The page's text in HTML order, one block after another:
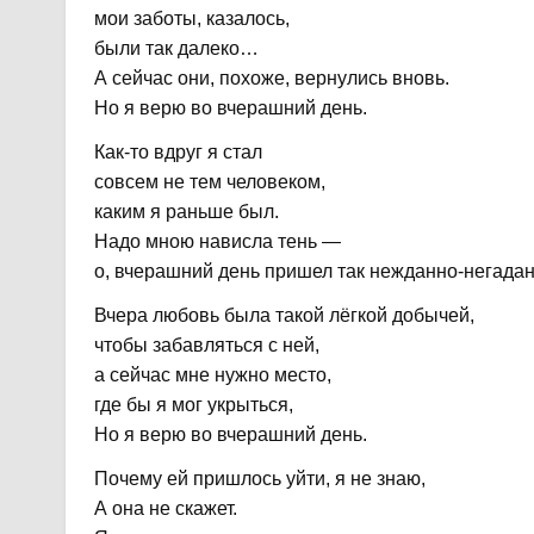
мои заботы, казалось,
были так далеко…
А сейчас они, похоже, вернулись вновь.
Но я верю во вчерашний день.
Как-то вдруг я стал
совсем не тем человеком,
каким я раньше был.
Надо мною нависла тень —
о, вчерашний день пришел так нежданно-
Вчера любовь была такой лёгкой добычей,
чтобы забавляться с ней,
а сейчас мне нужно место,
где бы я мог укрыться,
Но я верю во вчерашний день.
Почему ей пришлось уйти, я не знаю,
А она не скажет.